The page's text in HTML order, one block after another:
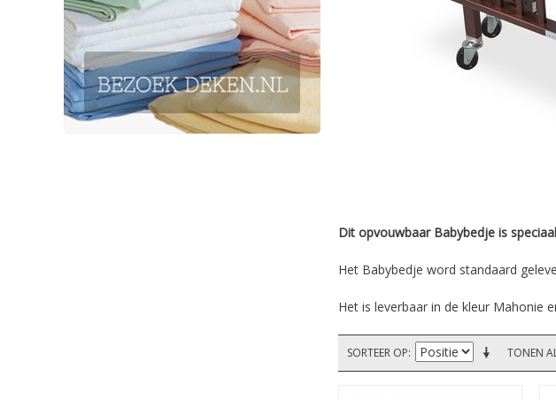
Dit opvouwbaar Babybedje is
Het Babybedje word standaard
Het is leverbaar in de kleur Mahonie
TONEN
SORTEER OP